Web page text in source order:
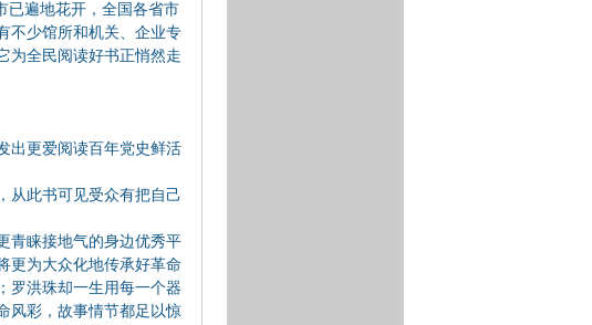
已遍地花开，全国各省市
不少馆所和机关、企业专
为全民阅读好书正悄然走
出更爱阅读百年党史鲜活
从此书可见受众有把自己
青睐接地气的身边优秀平
更为大众化地传承好革命
罗洪珠却一生用每一个器
风彩，故事情节都足以惊